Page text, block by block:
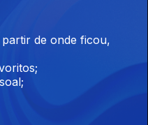
de onde ficou,